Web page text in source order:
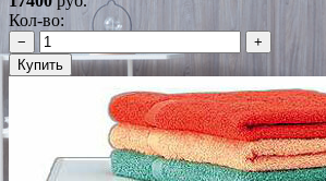
Кол-во:
−
+
Купить